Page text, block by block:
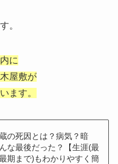
。
に
屋敷が
ます。
の死因とは？病気？暗
な最後だった？【生涯(最
期まで)もわかりやすく簡